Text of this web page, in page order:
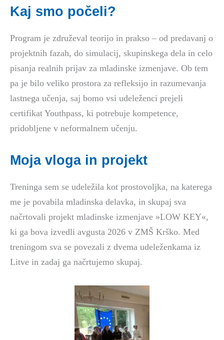
Kaj smo počeli?
Program je združeval teorijo in prakso – od predavanj o
projektnih fazah, do simulacij, skupinskega dela in celo
pisanja realnih prijav za mladinske izmenjave. Ob tem
pa je bilo veliko prostora za refleksijo in razumevanja
lastnega učenja, saj bomo vsi udeleženci prejeli
certifikat Youthpass, ki potrebuje kompetence,
pridobljene v neformalnem učenju.
Moja vloga in projekt
Treninga sem se udeležila kot prostovoljka, na katerega
me je povabila mladinska delavka, in skupaj sva
načrtovali projekt mladinske izmenjave »LOW KEY«,
ki ga bova izvedli avgusta 2026 v ZMŠ Krško. Med
treningom sva se povezali z dvema udeleženkama iz
Litve in zadaj ga načrtujemo skupaj.